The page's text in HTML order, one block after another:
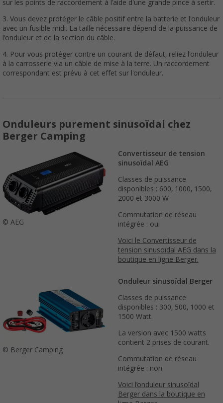
sur les points de raccordement à l'aide d'une grande pince à sertir.
3. Vous devez protéger le câble positif entre la batterie et l'onduleur
avec un fusible midi. La taille nécessaire dépend de la puissance de
l'onduleur et de la section du câble.
4. Pour vous protéger contre un courant de défaut, reliez l'onduleur
à la carrosserie via un câble de mise à la terre. Un raccordement
correspondant est prévu à cet effet sur l'onduleur.
Onduleurs purement sinusoïdal chez
Berger Camping
© AEG
Convertisseur de tension
sinusoïdal AEG
Classes de puissance
disponibles : 600, 1000, 1500,
2000 et 3000 W
Commutation de réseau
intégrée : oui
Voici le Convertisseur de
tension sinusoïdal AEG dans la
boutique en ligne Berger.
© Berger Camping
Onduleur sinusoïdal Berger
Classes de puissance
disponibles : 300, 500, 1000 et
1500 Watt.
La version avec 1500 watts
contient 2 prises de courant.
Commutation de réseau
intégrée : non
Voici l’onduleur sinusoïdal
Berger dans la boutique en